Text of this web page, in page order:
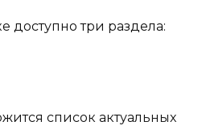
доступно три раздела:
список актуальных